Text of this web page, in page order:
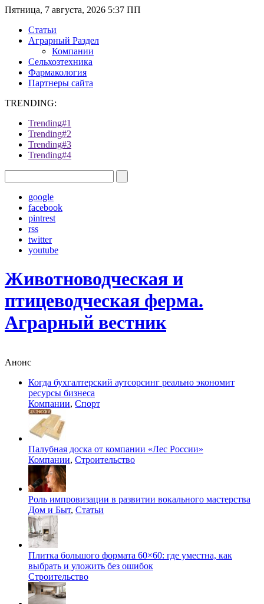
Пятница, 7 августа, 2026 5:37 ПП
Статьи
Аграрный Раздел
Компании
Сельхозтехника
Фармакология
Партнеры сайта
TRENDING:
Trending#1
Trending#2
Trending#3
Trending#4
google
facebook
pintrest
rss
twitter
youtube
Животноводческая и
птицеводческая ферма.
Аграрный вестник
Анонс
Когда бухгалтерский аутсорсинг реально экономит
ресурсы бизнеса
Компании, Спорт
Палубная доска от компании «Лес России»
Компании, Строительство
Роль импровизации в развитии вокального мастерства
Дом и Быт, Статьи
Плитка большого формата 60×60: где уместна, как
выбрать и уложить без ошибок
Строительство